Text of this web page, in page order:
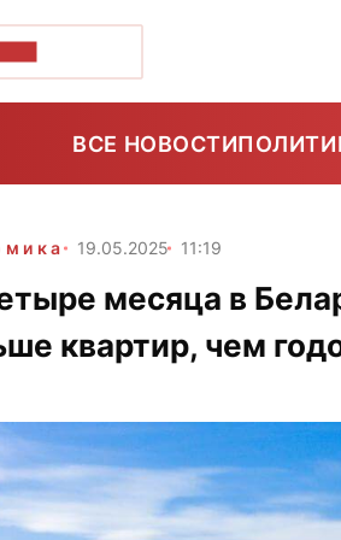
ВСЕ НОВОСТИ
19.05.2025 11:19
месяца в
квартир, чем